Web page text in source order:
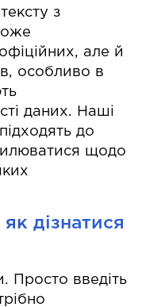
з
але й
особливо в
даних. Наші
до
щодо
дізнатися
Просто введіть